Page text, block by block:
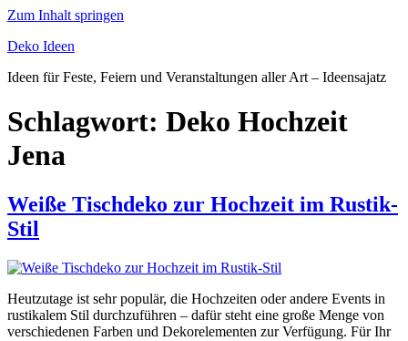
Zum Inhalt springen
Deko Ideen
Ideen für Feste, Feiern und Veranstaltungen aller Art – Ideensajatz
Schlagwort: Deko Hochzeit
Jena
Weiße Tischdeko zur Hochzeit im Rustik-
Stil
Heutzutage ist sehr populär, die Hochzeiten oder andere Events in
rustikalem Stil durchzuführen – dafür steht eine große Menge von
verschiedenen Farben und Dekorelementen zur Verfügung. Für Ihr